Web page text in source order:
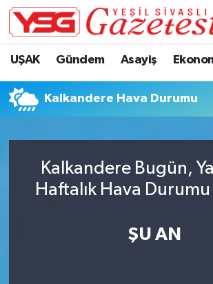
UŞAK Gündem Asayiş
Kalkandere Hava Durumu
Kalkandere Bugün,
Haftalık Hava
ŞU AN
Süper Lig Puan Durumu ve